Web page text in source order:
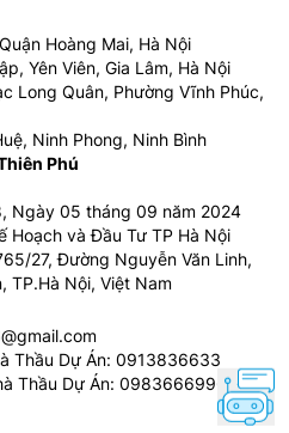
Hoàng Mai, Hà Nội
Yên Viên, Gia Lâm, Hà Nội
Long Quân, Phường Vĩnh Phúc,
Ninh Phong, Ninh Bình
Phú
Ngày 05 tháng 09 năm 2024
Hoạch và Đầu Tư TP Hà Nội
27, Đường Nguyễn Văn Linh,
TP.Hà Nội, Việt Nam
Thầu Dự Án: 0913836633
Thầu Dự Án: 0983666996